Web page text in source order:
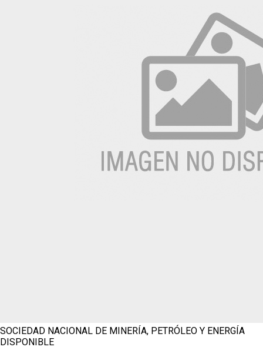
SOCIEDAD NACIONAL DE MINERÍA, PETRÓLEO Y ENERGÍA
DISPONIBLE